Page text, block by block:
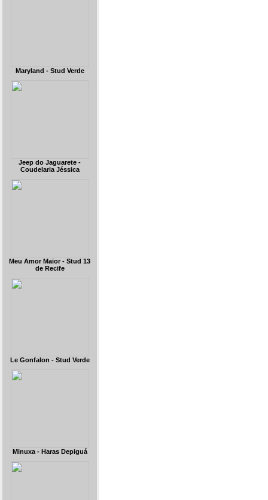
Maryland - Stud Verde
Jeep do Jaguarete -
Coudelaria Jéssica
Meu Amor Maior - Stud 13
de Recife
Le Gonfalon - Stud Verde
Minuxa - Haras Depiguá